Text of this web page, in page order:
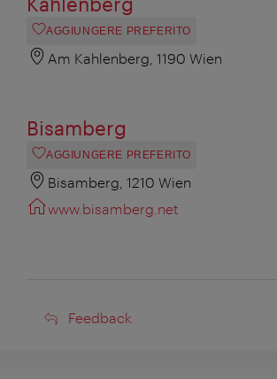
AGGIUNGERE PREFERITO
Am Kahlenberg, 1190 Wien
Bisamberg
AGGIUNGERE PREFERITO
Bisamberg, 1210 Wien
www.bisamberg.net
Feedback
Feedback